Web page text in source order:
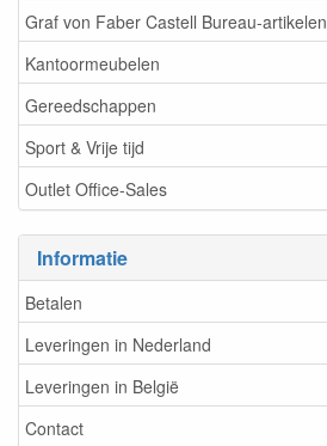
Graf von Faber Castell Bureau-artikelen
Kantoormeubelen
Gereedschappen
Sport & Vrije tijd
Outlet Office-Sales
Informatie
Betalen
Leveringen in Nederland
Leveringen in België
Contact